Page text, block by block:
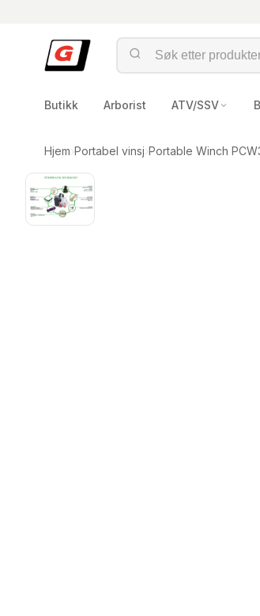
Butikk Arborist ATV/SSV
Hjem›Portabel vinsj›Portable Winch